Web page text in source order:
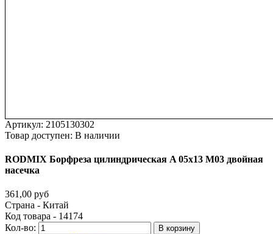
Артикул: 2105130302
Товар доступен: В наличии
RODMIX Борфреза цилиндрическая A 05х13 M03 двойная
насечка
361,00 руб
Страна - Китай
Код товара - 14174
Кол-во:
В корзину